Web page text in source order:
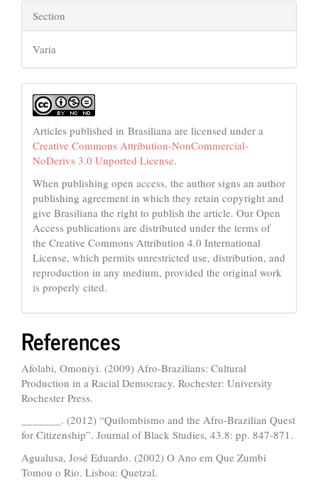
Section
Varia
Articles published in Brasiliana are licensed under a
Creative Commons Attribution-NonCommercial-
NoDerivs 3.0 Unported License.
When publishing open access, the author signs an author
publishing agreement in which they retain copyright and
give Brasiliana the right to publish the article. Our Open
Access publications are distributed under the terms of
the Creative Commons Attribution 4.0 International
License, which permits unrestricted use, distribution, and
reproduction in any medium, provided the original work
is properly cited.
References
Afolabi, Omoniyi. (2009) Afro-Brazilians: Cultural
Production in a Racial Democracy. Rochester: University
Rochester Press.
_______. (2012) “Quilombismo and the Afro-Brazilian Quest
for Citizenship”. Journal of Black Studies, 43.8: pp. 847-871.
Agualusa, José Eduardo. (2002) O Ano em Que Zumbi
Tomou o Rio. Lisboa: Quetzal.